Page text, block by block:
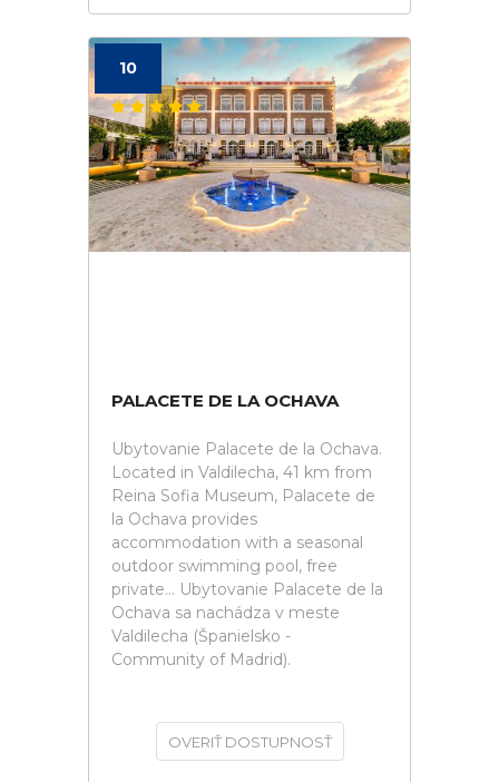
10
PALACETE DE LA OCHAVA
Ubytovanie Palacete de la Ochava.
Located in Valdilecha, 41 km from
Reina Sofia Museum, Palacete de
la Ochava provides
accommodation with a seasonal
outdoor swimming pool, free
private... Ubytovanie Palacete de la
Ochava sa nachádza v meste
Valdilecha (Španielsko -
Community of Madrid).
OVERIŤ DOSTUPNOSŤ